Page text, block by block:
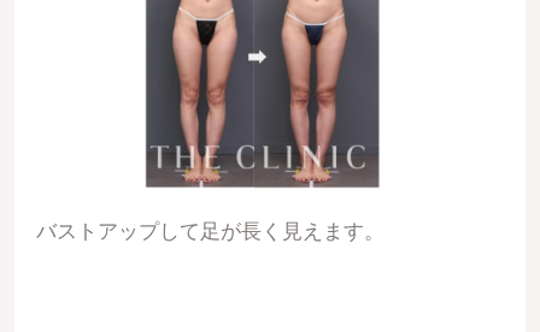
バストアップして足が長く見えます。